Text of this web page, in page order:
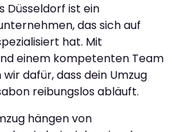
Düsseldorf ist ein
das sich auf
hat. Mit
einem kompetenten Team
dafür, dass dein Umzug
reibungslos abläuft.
hängen von